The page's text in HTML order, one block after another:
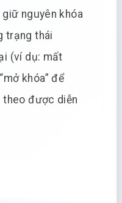
nguyên khóa
trạng thái
(ví dụ: mất
khóa” để
theo được diễn